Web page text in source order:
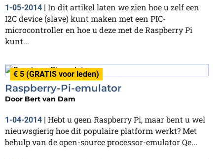
1-05-2014
In dit artikel laten we zien hoe u zelf een
I2C device (slave) kunt maken met een PIC-
microcontroller en hoe u deze met de Raspberry Pi
kunt...
€ 5 (GRATIS voor leden)
Raspberry-Pi-emulator
Door Bert van Dam
1-04-2014 | Hebt u geen Raspberry Pi, maar bent u wel
nieuwsgierig hoe dit populaire platform werkt? Met
behulp van de open-source processor-emulator Qe...